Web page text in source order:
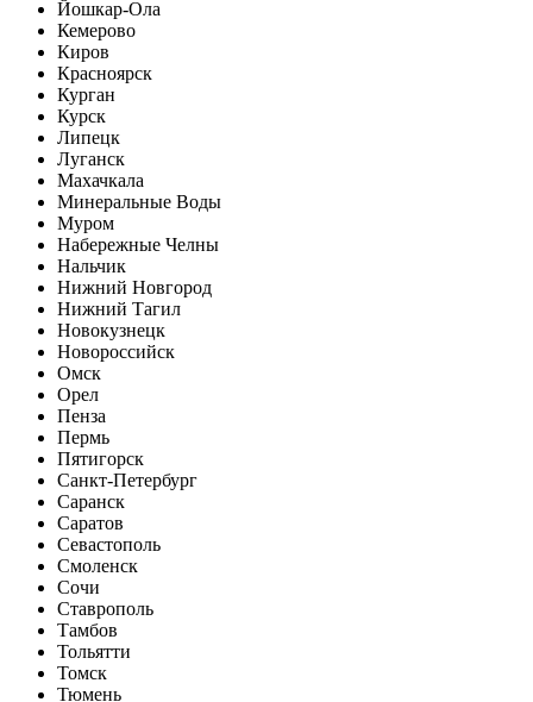
Йошкар-Ола
Кемерово
Киров
Красноярск
Курган
Курск
Липецк
Луганск
Махачкала
Минеральные Воды
Муром
Набережные Челны
Нальчик
Нижний Новгород
Нижний Тагил
Новокузнецк
Новороссийск
Омск
Орел
Пенза
Пермь
Пятигорск
Санкт-Петербург
Саранск
Саратов
Севастополь
Смоленск
Сочи
Ставрополь
Тамбов
Тольятти
Томск
Тюмень